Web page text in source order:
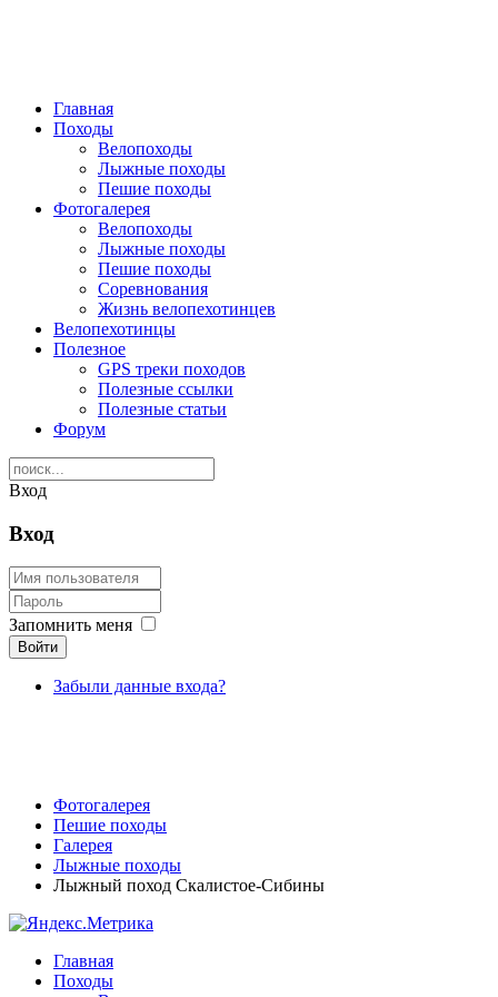
Главная
Походы
Велопоходы
Лыжные походы
Пешие походы
Фотогалерея
Велопоходы
Лыжные походы
Пешие походы
Соревнования
Жизнь велопехотинцев
Велопехотинцы
Полезное
GPS треки походов
Полезные ссылки
Полезные статьи
Форум
Вход
Вход
Запомнить меня
Войти
Забыли данные входа?
Фотогалерея
Пешие походы
Галерея
Лыжные походы
Лыжный поход Скалистое-Сибины
Главная
Походы